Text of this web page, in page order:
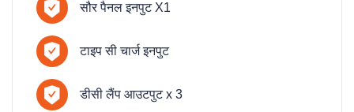
सौर पैनल इनपुट X1
टाइप सी चार्ज इनपुट
डीसी लैंप आउटपुट x 3